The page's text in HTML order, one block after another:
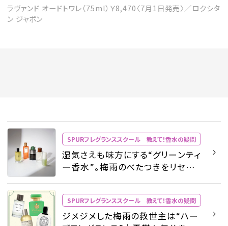
ラヴァンド オードトワレ（75ml）￥8,470〈7月1日発売〉／ロクシタ
ン ジャポン
SPURフレグランススクール 教えて！香水の疑問
湿気さえも味方にする“グリーンティ
ー香水”。梅雨のべたつきをリセット
グランススクール 教えて！香水の
疑問 | SPUR
SPURフレグランススクール 教えて！香水の疑問
ジメジメした梅雨の救世主は“ハー